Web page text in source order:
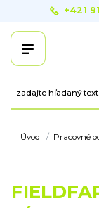
+421
Úvod Pracovné